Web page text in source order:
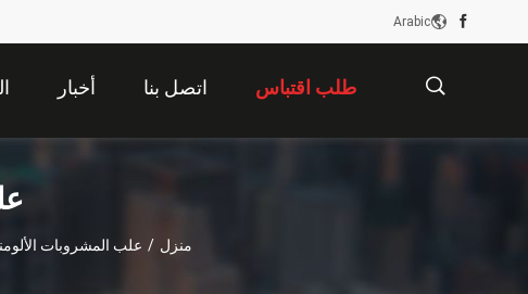
Arabic
أخبار اتصل بنا طلب اقتباس
منزل / علب المشروبات